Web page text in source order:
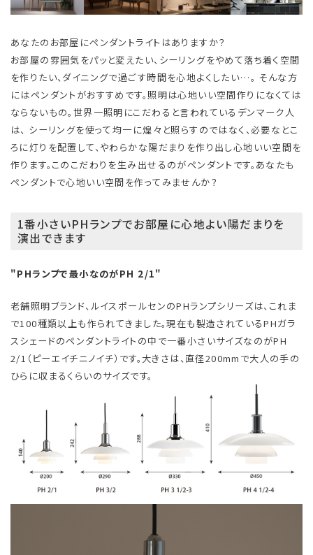
あなたのお部屋にペンダントライトはありますか？
お部屋の雰囲気をパッと変えたい、シーリングをやめて落ち着く空間
を作りたい、ダイニングで過ごす時間を心地よくしたい…。 そんな方
にはペンダントがおすすめです。照明は心地いい空間作りになくては
ならないもの。世界一照明にこだわると言われているデンマーク人
は、 シーリングを使って均一に煌々と照らすのではなく、必要なとこ
ろに灯りを配置して、やわらかな陽だまりを作り出し心地いい空間を
作ります。このこだわりを生み出せるのがペンダントです。あなたも
ペンダントで心地いい空間を作ってみませんか？
1番小さいPHランプでお部屋に心地よい陽だまりを
演出できます
"PHランプで最小なのがPH 2/1"
老舗照明ブランド、ルイスポールセンのPHランプシリーズは、これま
で100種類以上も作られてきました。現在も製造されているPHガラ
スシェードのペンダントライトの中で一番小さいサイズなのがPH
2/1（ピーエイチニノイチ）です。大きさは、直径200mmで大人の手の
ひらに収まるくらいのサイズです。